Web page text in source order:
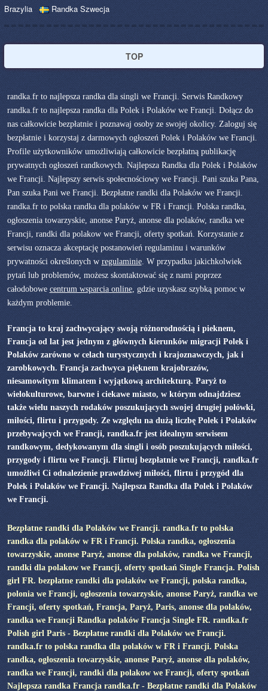
Brazylia
Randka Szwecja
TOP
randka.fr to najlepsza randka dla singli we Francji. Serwis Randkowy
randka.fr to najlepsza randka dla Polek i Polaków we Francji. Dołącz do
nas całkowicie bezpłatnie i poznawaj osoby ze swojej okolicy. Zaloguj się
bezpłatnie i korzystaj z darmowych ogłoszeń Polek i Polaków we Francji.
Profile użytkowników umożliwiają całkowicie bezpłatną publikację
prywatnych ogłoszeń randkowych. Najlepsza Randka dla Polek i Polaków
we Francji. Najlepszy serwis społecnościowy we Francji. Pani szuka Pana,
Pan szuka Pani we Francji. Bezpłatne randki dla Polaków we Francji.
randka.fr to polska randka dla polaków w FR i Francji. Polska randka,
ogłoszenia towarzyskie, anonse Paryż, anonse dla polaków, randka we
Francji, randki dla polakow we Francji, oferty spotkań. Korzystanie z
serwisu oznacza akceptację postanowień regulaminu i warunków
prywatności określonych w regulaminie. W przypadku jakichkolwiek
pytań lub problemów, możesz skontaktować się z nami poprzez
całodobowe centrum wsparcia online, gdzie uzyskasz szybką pomoc w
każdym problemie.
Francja to kraj zachwycający swoją różnorodnością i pieknem,
Francja od lat jest jednym z głównych kierunków migracji Polek i
Polaków zarówno w celach turystycznych i krajoznawczych, jak i
zarobkowych. Francja zachwyca pięknem krajobrazów,
niesamowitym klimatem i wyjątkową architekturą. Paryż to
wielokulturowe, barwne i ciekawe miasto, w którym odnajdziesz
także wielu naszych rodaków poszukujących swojej drugiej połówki,
miłości, flirtu i przygody. Ze względu na dużą liczbę Polek i Polaków
przebywajcych we Francji, randka.fr jest idealnym serwisem
randkowym, dedykowanym dla singli i osób poszukujących miłości,
przygody i flirtu we Francji. Flirtuj bezpłatnie we Francji, randka.fr
umożliwi Ci odnalezienie prawdziwej miłości, flirtu i przygód dla
Polek i Polaków we Francji. Najlepsza Randka dla Polek i Polaków
we Francji.
Bezpłatne randki dla Polaków we Francji. randka.fr to polska
randka dla polaków w FR i Francji. Polska randka, ogłoszenia
towarzyskie, anonse Paryż, anonse dla polaków, randka we Francji,
randki dla polakow we Francji, oferty spotkań Single Francja. Polish
girl FR. bezpłatne randki dla polaków we Francji, polska randka,
polonia we Francji, ogłoszenia towarzyskie, anonse Paryż, randka we
Francji, oferty spotkań, Francja, Paryż, Paris, anonse dla polaków,
randka we Francji Randka polaków Francja Single FR. randka.fr
Polish girl Paris - Bezpłatne randki dla Polaków we Francji.
randka.fr to polska randka dla polaków w FR i Francji. Polska
randka, ogłoszenia towarzyskie, anonse Paryż, anonse dla polaków,
randka we Francji, randki dla polakow we Francji, oferty spotkań
Najlepsza randka Francja randka.fr - Bezpłatne randki dla Polaków